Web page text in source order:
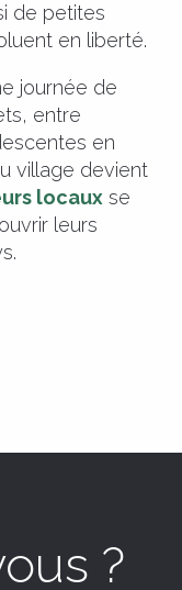
de petites
en liberté.
journée de
entre
en
village devient
locaux se
leurs
?